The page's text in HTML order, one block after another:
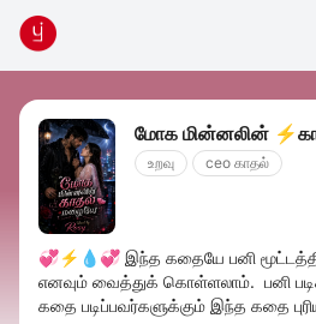
மோக மின்னலின்
உறவு ceo காதல்
💞⚡💧💞 இந்த கதையே பனி
எனவும் வைத்துக் கொள்ளலாம். பனி
கதை படிப்பவர்களுக்கும் இந்த கதை